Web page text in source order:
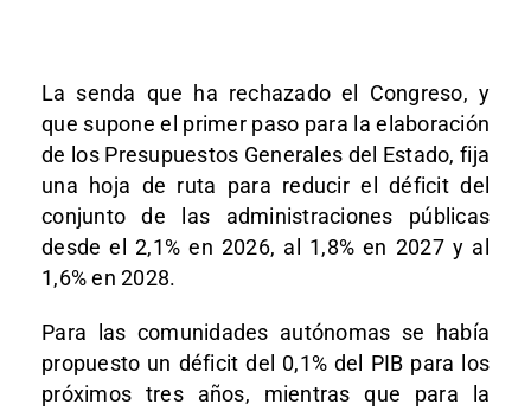
La senda que ha rechazado el Congreso, y
que supone el primer paso para la elaboración
de los Presupuestos Generales del Estado, fija
una hoja de ruta para reducir el déficit del
conjunto de las administraciones públicas
desde el 2,1% en 2026, al 1,8% en 2027 y al
1,6% en 2028.
Para las comunidades autónomas se había
propuesto un déficit del 0,1% del PIB para los
próximos tres años, mientras que para la